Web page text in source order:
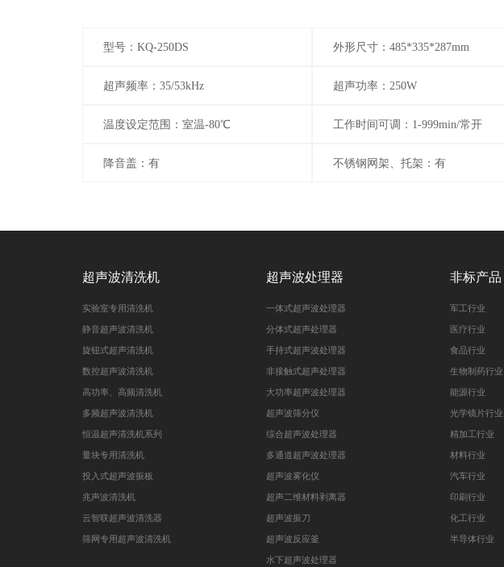
型号：KQ-250DS 外形尺寸：485*335*287mm
超声频率：35/53kHz 超声功率：250W
温度设定范围：室温-80℃ 工作时间可调：1-999min/常开
降音盖：有 不锈钢网架、托架：有
超声波清洗机
实验室专用清洗机
静音超声波清洗机
旋钮式超声清洗机
数控超声波清洗机
高功率、高频清洗机
多频超声波清洗机
恒温超声清洗机系列
量块专用清洗机
投入式超声波振板
兆声波清洗机
云智联超声波清洗器
筛网专用超声波清洗机
超声波处理器
一体式超声波处理器
分体式超声处理器
手持式超声波处理器
非接触式超声处理器
大功率超声波处理器
超声波筛分仪
综合超声波处理器
多通道超声波处理器
超声波雾化仪
超声二维材料剥离器
超声波振刀
超声波反应釜
水下超声波处理器
非标产品
军工行业
医疗行业
食品行业
生物制药行业
能源行业
光学镜片行业
精加工行业
材料行业
汽车行业
印刷行业
化工行业
半导体行业